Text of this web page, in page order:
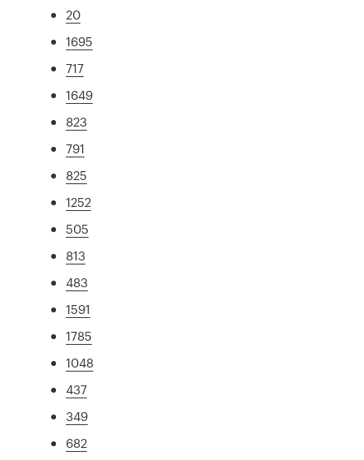
20
1695
717
1649
823
791
825
1252
505
813
483
1591
1785
1048
437
349
682